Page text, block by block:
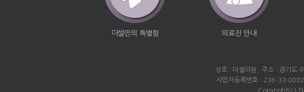
더셀만의 특별함 의료진 안내
상호 : 더셀의원 주소 : 경기도
사업자등록번호 : 236-33-
Copyright(c)